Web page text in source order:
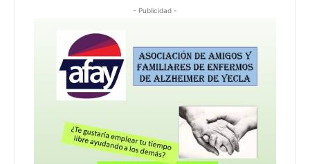
- Publicidad -